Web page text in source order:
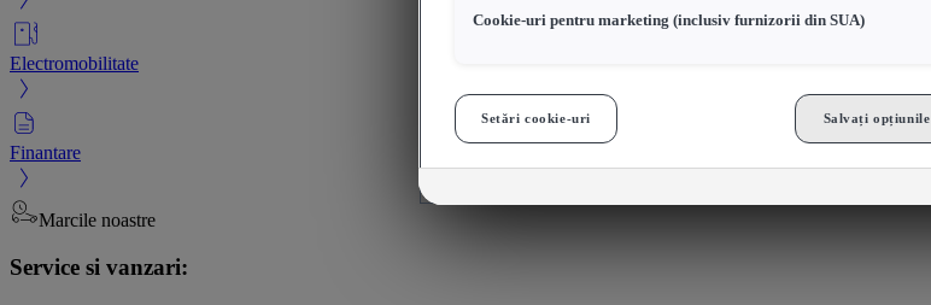
Electromobilitate
Finantare
Marcile noastre
Service si vanzari:
Cookie-uri pentru marketing (inclusiv furnizorii din SUA)
Setări cookie-uri Salvați opțiunile